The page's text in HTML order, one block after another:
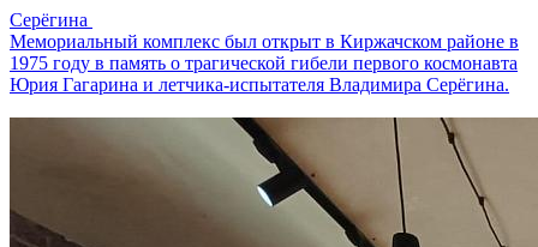
Серёгина
Мемориальный комплекс был открыт в Киржачском районе в
1975 году в память о трагической гибели первого космонавта
Юрия Гагарина и летчика-испытателя Владимира Серёгина.